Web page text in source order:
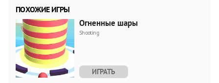
ПОХОЖИЕ ИГРЫ
Огненные шары
Shooting
ИГРАТЬ